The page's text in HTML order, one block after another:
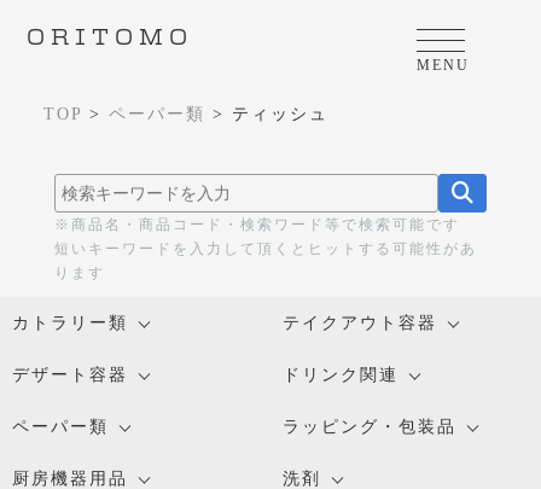
ORITOMO
MENU
TOP > ペーパー類 > ティッシュ
※商品名・商品コード・検索ワード等で検索可能です
短いキーワードを入力して頂くとヒットする可能性があ
ります
カトラリー類 テイクアウト容器
デザート容器 ドリンク関連
ペーパー類 ラッピング・包装品
厨房機器用品 洗剤